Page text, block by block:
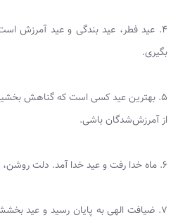
۴. عید فطر، عید بندگی و عید آمرزش
بگیری.
۵. بهترین عید کسی است که گناهش
از آمرزش‌شدگان باشی.
۶. ماه خدا رفت و عید خدا آمد. دلت روشن، گناهانت بخشیده و عیدت مبارک.
۷. ضیافت الهی به پایان رسید و عید